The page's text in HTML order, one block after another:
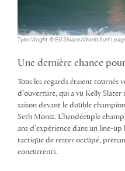
Tyler Wright © Ed Sloane/World Surf
Une dernière chance
Tous les regards étaient tournés
d’ouverture, qui a vu Kelly
saison devant le double
Seth Moniz. L’hendécuple
ans d’expérience dans un line-
tactique de rester occupé,
concurrents.